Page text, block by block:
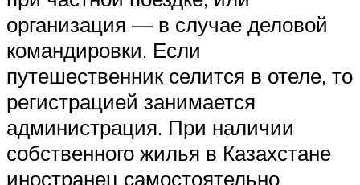
организация — в случае деловой
командировки. Если
путешественник селится в отеле, то
регистрацией занимается
администрация. При наличии
собственного жилья в Казахстане
иностранец самостоятельно